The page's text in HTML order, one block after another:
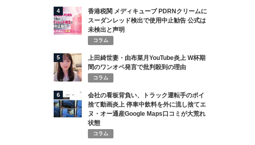
4
香港税関 メディキューブ PDRNクリームに
スーダンレッド検出で使用中止勧告 公式は
未検出と声明
コラム
5
上田綺世妻・由布菜月YouTube炎上 W杯期
間のワンオペ発言で批判殺到の理由
コラム
6
会社の看板背負い、トラック運転手のポイ
捨て動画炎上 停車中飲料を外に流し捨てエ
ヌ・オー通産Google Maps口コミが大荒れ
状態
コラム